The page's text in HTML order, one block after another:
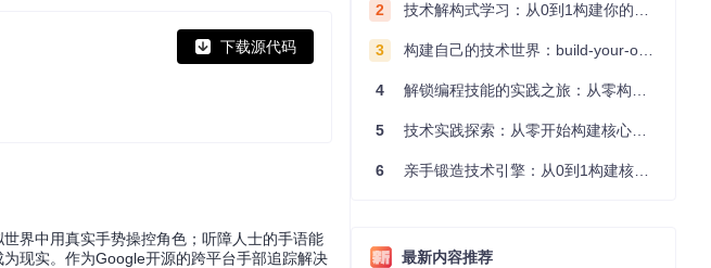
下载源代码
界中用真实手势操控角色；听障人士的手语能
现实。作为Google开源的跨平台手部追踪解决
2 技术解构式学习：从0到1构建你的编程知识体系
3 构建自己的技术世界：build-your-own-x项目的实践探索指南
4 解锁编程技能的实践之旅：从零构建你的技术世界
5 技术实践探索：从零开始构建核心系统的实践指南
6 亲手锻造技术引擎：从0到1构建核心系统的实践指南
最新内容推荐